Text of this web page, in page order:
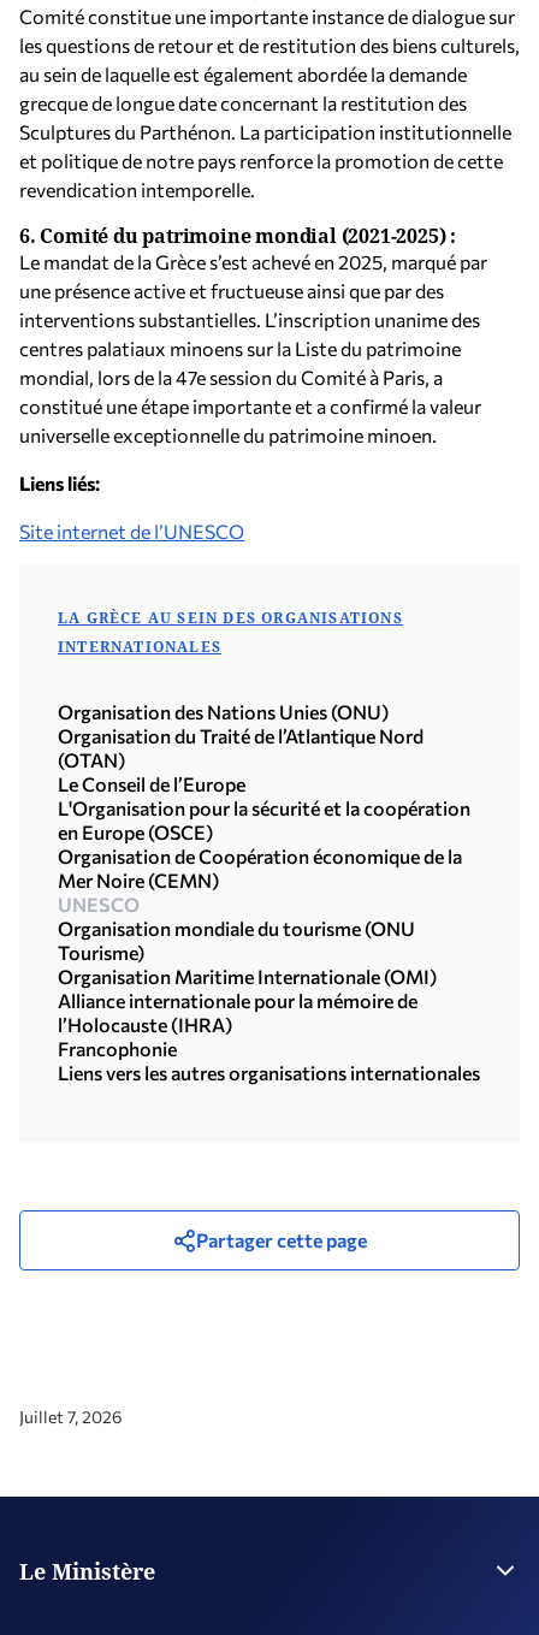
Comité constitue une importante instance de dialogue sur
les questions de retour et de restitution des biens culturels,
au sein de laquelle est également abordée la demande
grecque de longue date concernant la restitution des
Sculptures du Parthénon. La participation institutionnelle
et politique de notre pays renforce la promotion de cette
revendication intemporelle.
6. Comité du patrimoine mondial (2021-2025) :
Le mandat de la Grèce s’est achevé en 2025, marqué par
une présence active et fructueuse ainsi que par des
interventions substantielles. L’inscription unanime des
centres palatiaux minoens sur la Liste du patrimoine
mondial, lors de la 47e session du Comité à Paris, a
constitué une étape importante et a confirmé la valeur
universelle exceptionnelle du patrimoine minoen.
Liens liés:
Site internet de l’UNESCO
LA GRÈCE AU SEIN DES ORGANISATIONS
INTERNATIONALES
Organisation des Nations Unies (ONU)
Organisation du Traité de l’Atlantique Nord
(OTAN)
Le Conseil de l’Europe
L'Organisation pour la sécurité et la coopération
en Europe (OSCE)
Organisation de Coopération économique de la
Mer Noire (CEMN)
UNESCO
Organisation mondiale du tourisme (ONU
Tourisme)
Οrganisation Maritime Internationale (OMI)
Alliance internationale pour la mémoire de
l’Holocauste (IHRA)
Francophonie
Liens vers les autres organisations internationales
Partager cette page
Juillet 7, 2026
Le Ministère